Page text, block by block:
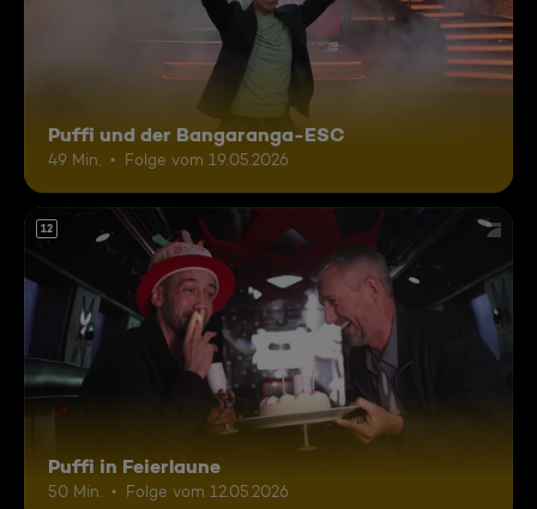
Puffi und der Bangaranga-ESC
49 Min. Folge vom 19.05.2026
12
Puffi in Feierlaune
50 Min. Folge vom 12.05.2026